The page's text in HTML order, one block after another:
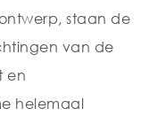
staan de
van de
en
helemaal